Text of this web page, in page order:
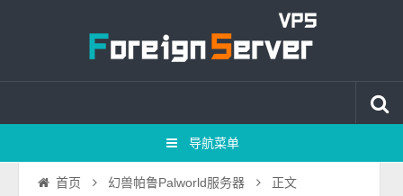
导航菜单
首页 幻兽帕鲁Palworld服务器 正文